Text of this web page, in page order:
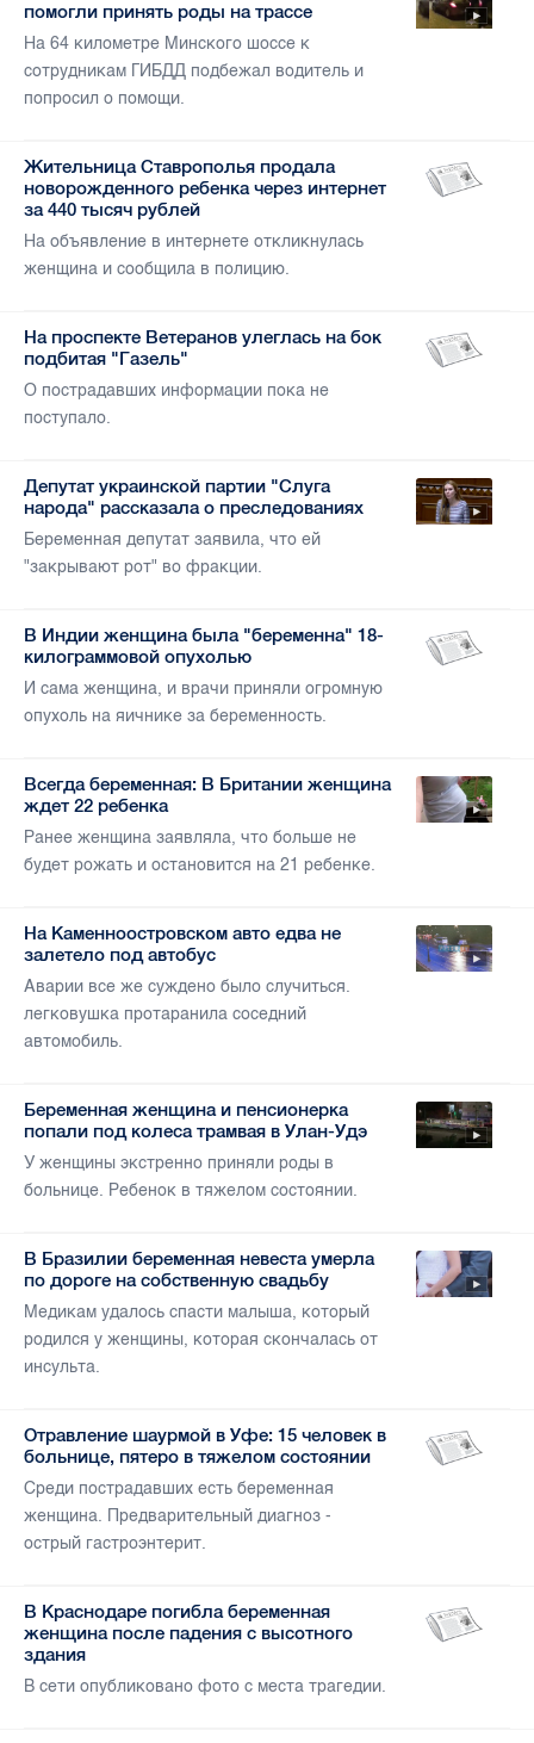
помогли принять роды на трассе
На 64 километре Минского шоссе к
сотрудникам ГИБДД подбежал водитель и
попросил о помощи.
Жительница Ставрополья продала
новорожденного ребенка через интернет
за 440 тысяч рублей
На объявление в интернете откликнулась
женщина и сообщила в полицию.
На проспекте Ветеранов улеглась на бок
подбитая "Газель"
О пострадавших информации пока не
поступало.
Депутат украинской партии "Слуга
народа" рассказала о преследованиях
Беременная депутат заявила, что ей
"закрывают рот" во фракции.
В Индии женщина была "беременна" 18-
килограммовой опухолью
И сама женщина, и врачи приняли огромную
опухоль на яичнике за беременность.
Всегда беременная: В Британии женщина
ждет 22 ребенка
Ранее женщина заявляла, что больше не
будет рожать и остановится на 21 ребенке.
На Каменноостровском авто едва не
залетело под автобус
Аварии все же суждено было случиться.
легковушка протаранила соседний
автомобиль.
Беременная женщина и пенсионерка
попали под колеса трамвая в Улан-Удэ
У женщины экстренно приняли роды в
больнице. Ребенок в тяжелом состоянии.
В Бразилии беременная невеста умерла
по дороге на собственную свадьбу
Медикам удалось спасти малыша, который
родился у женщины, которая скончалась от
инсульта.
Отравление шаурмой в Уфе: 15 человек в
больнице, пятеро в тяжелом состоянии
Среди пострадавших есть беременная
женщина. Предварительный диагноз -
острый гастроэнтерит.
В Краснодаре погибла беременная
женщина после падения с высотного
здания
В сети опубликовано фото с места трагедии.